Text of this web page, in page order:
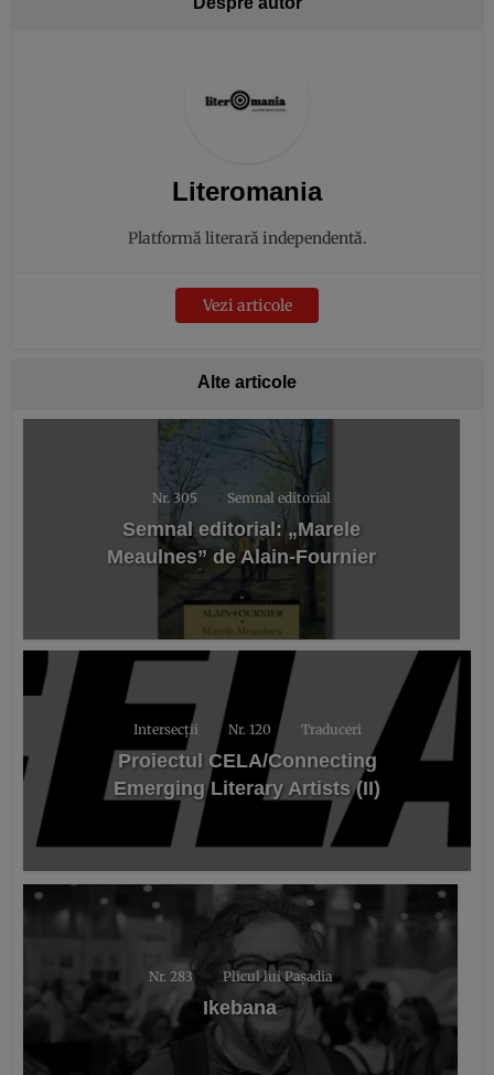
Literomania
Platformă literară independentă.
Vezi articole
Alte articole
Nr. 305 Semnal editorial
Semnal editorial: „Marele
Meaulnes” de Alain-Fournier
Intersecții Nr. 120 Traduceri
Proiectul CELA/Connecting
Emerging Literary Artists (II)
Nr. 283 Plicul lui Pașadia
Ikebana